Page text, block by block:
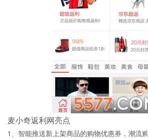
麦小奇返利网亮点
1、智能推送新上架商品的购物优惠券，潮流